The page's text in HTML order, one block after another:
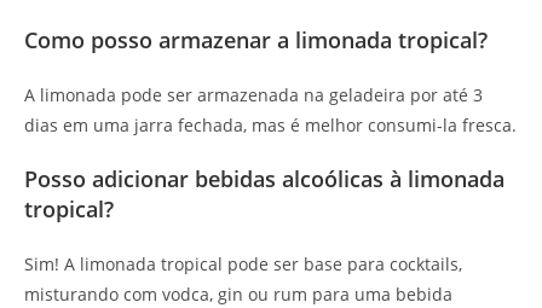
Como posso armazenar a limonada tropical?
A limonada pode ser armazenada na geladeira por até 3
dias em uma jarra fechada, mas é melhor consumi-la fresca.
Posso adicionar bebidas alcoólicas à limonada
tropical?
Sim! A limonada tropical pode ser base para cocktails,
misturando com vodca, gin ou rum para uma bebida